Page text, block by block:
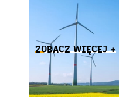
HUMANITARNĄ?
ZOBACZ WIĘCEJ +